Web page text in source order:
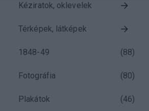
block
Kéziratok, oklevelek
Térképek, látképek
1848-49 (88)
Fotográfia (80)
Plakátok (46)